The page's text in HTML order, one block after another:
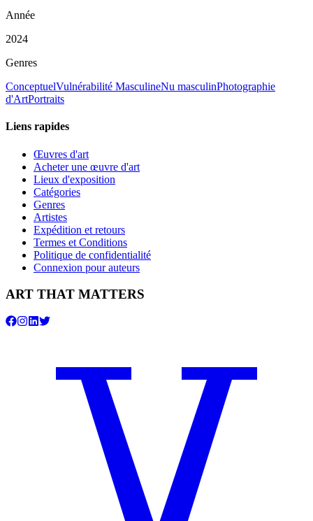
Année
2024
Genres
ConceptuelVulnérabilité MasculineNu masculinPhotographie
d'ArtPortraits
Liens rapides
Œuvres d'art
Acheter une œuvre d'art
Lieux d'exposition
Catégories
Genres
Artistes
Expédition et retours
Termes et Conditions
Politique de confidentialité
Connexion pour auteurs
ART THAT MATTERS